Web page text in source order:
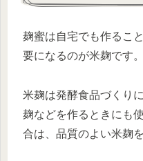
麹蜜は自宅でも作るこ
要になるのが米麹です。
米麹は発酵食品づくり
麹などを作るときにも
合は、品質のよい米麹